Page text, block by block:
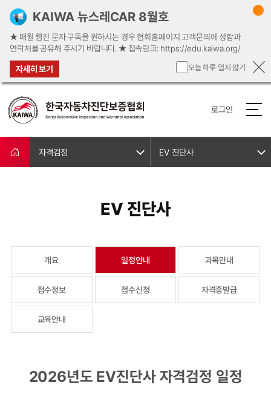
KAIWA 뉴스레CAR 8월호
★ 매월 웹진 문자 구독을 원하시는 경우 협회홈페이지 고객문의에 성함과
연락처를 공유해 주시기 바랍니다. ★ ​접속링크: https://edu.kaiwa.org/
자세히 보기 오늘 하루 열지 않기
로그인
자격검정 EV 진단사
EV 진단사
개요 일정안내 과목안내
접수정보 접수신청 자격증발급
교육안내
2026년도 EV진단사 자격검정 일정